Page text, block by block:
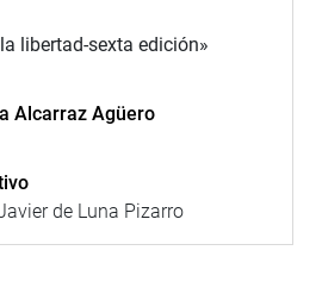
libertad-sexta edición»
Alcarraz Agüero
de Luna Pizarro